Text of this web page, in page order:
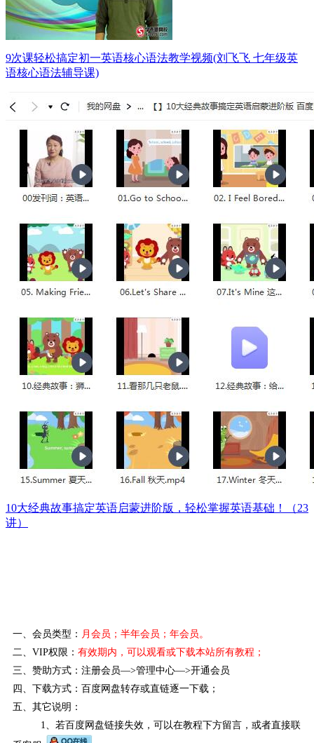
9次课轻松搞定初一英语核心语法教学视频(刘飞飞 七年级英
语核心语法辅导课)
10大经典故事搞定英语启蒙进阶版，轻松掌握英语基础！（23
讲）
一、会员类型： 月会员；半年会员；年会员。
二、VIP权限： 有效期内，可以观看或下载本站所有教程 ；
三、赞助方式：注册会员—>管理中心—>开通会员
四、下载方式：百度网盘转存或直链逐一下载；
五、其它说明：
1、若百度网盘链接失效，可以在教程下方留言，或者直接联